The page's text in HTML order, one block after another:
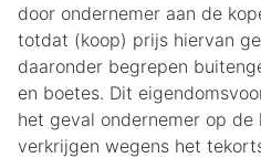
door ondernemer aan de
totdat (koop) prijs hiervan
daaronder begrepen
en boetes. Dit
het geval ondernemer op
verkrijgen wegens het